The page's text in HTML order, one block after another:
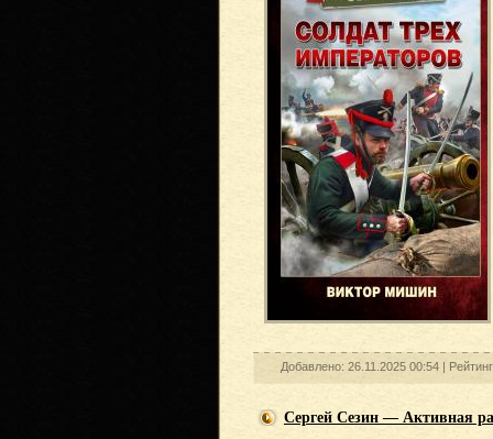
Добавлено: 26.11.2025 00:54 |
Сергей Сезин — Активная